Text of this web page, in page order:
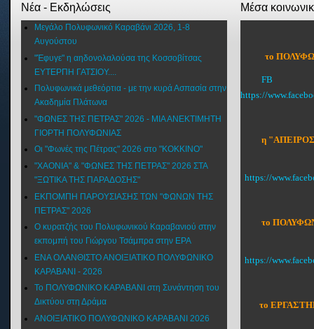
Νέα - Εκδηλώσεις
Μεγάλο Πολυφωνικό Καραβάνι 2026, 1-8
Αυγούστου
"Έφυγε" η αηδονολαλούσα της Κοσσοβίτσας
ΕΥΤΕΡΠΗ ΓΑΤΣΙΟΥ....
Πολυφωνικά μεθεόρτια - με την κυρά Ασπασία στην
Ακαδημία Πλάτωνα
"ΦΩΝΕΣ ΤΗΣ ΠΕΤΡΑΣ" 2026 - ΜΙΑ ΑΝΕΚΤΙΜΗΤΗ
ΓΙΟΡΤΗ ΠΟΛΥΦΩΝΙΑΣ
Οι "Φωνές της Πέτρας" 2026 στο "ΚΟΚΚΙΝΟ"
"XAONIA" & "ΦΩΝΕΣ ΤΗΣ ΠΕΤΡΑΣ" 2026 ΣΤΑ
"ΞΩΤΙΚΑ ΤΗΣ ΠΑΡΑΔΟΣΗΣ"
ΕΚΠΟΜΠΗ ΠΑΡΟΥΣΙΑΣΗΣ ΤΩΝ "ΦΩΝΩΝ ΤΗΣ
ΠΕΤΡΑΣ" 2026
Ο κυρατζής του Πολυφωνικού Καραβανιού στην
εκπομπή του Γιώργου Τσάμπρα στην ΕΡΑ
ΕΝΑ ΟΛΑΝΘΙΣΤΟ ΑΝΟΙΞΙΑΤΙΚΟ ΠΟΛΥΦΩΝΙΚΟ
ΚΑΡΑΒΑΝΙ - 2026
Το ΠΟΛΥΦΩΝΙΚΟ ΚΑΡΑΒΑΝΙ στη Συνάντηση του
Δικτύου στη Δράμα
ΑΝΟΙΞΙΑΤΙΚΟ ΠΟΛΥΦΩΝΙΚΟ ΚΑΡΑΒΑΝΙ 2026
Μέσα
το
FB
https://
η
https://
το
https://
το